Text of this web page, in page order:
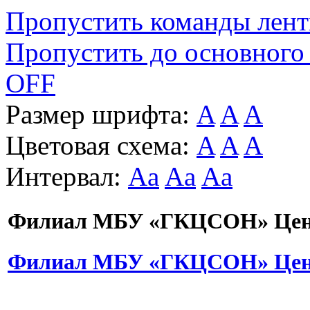
Пропустить команды
Пропустить до основного
OFF
Размер шрифта: A A A
Цветовая схема: A A A
Интервал: Aa Aa Aa
Филиал МБУ «ГКЦСОН»
Филиал МБУ «ГКЦСОН»